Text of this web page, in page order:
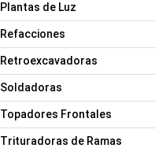
Plantas de Luz
Refacciones
Retroexcavadoras
Soldadoras
Topadores Frontales
Trituradoras de Ramas